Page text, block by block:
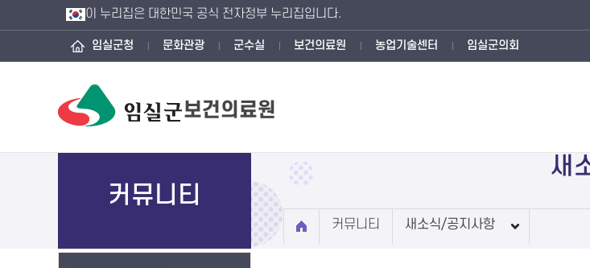
이 누리집은 대한민국 공식 전자정부 누리집입니다.
임실군청 문화관광 군수실 보건의료원 농업기술센터 임실군의회
보건의료원
커뮤니티
새
커뮤니티 새소식/공지사항